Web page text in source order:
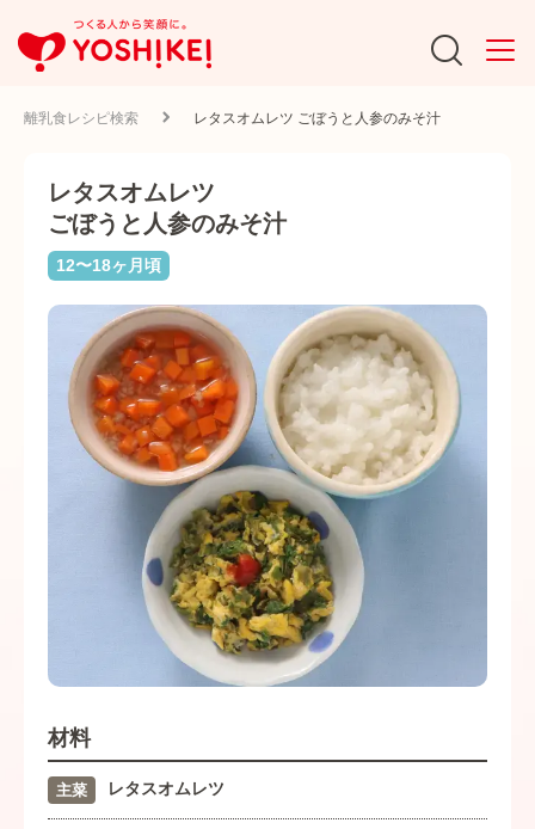
離乳食レシピ検索 レタスオムレツ ごぼうと人参のみそ汁
レタスオムレツ
ごぼうと人参のみそ汁
12〜18ヶ月頃
材料
主菜 レタスオムレツ